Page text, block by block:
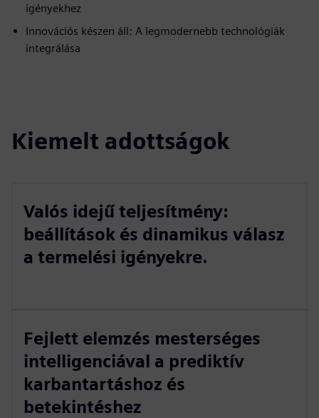
igényekhez
Innovációs készen áll: A legmodernebb technológiák
integrálása
Kiemelt adottságok
Valós idejű teljesítmény:
beállítások és dinamikus válasz
a termelési igényekre.
Fejlett elemzés mesterséges
intelligenciával a prediktív
karbantartáshoz és
betekintéshez